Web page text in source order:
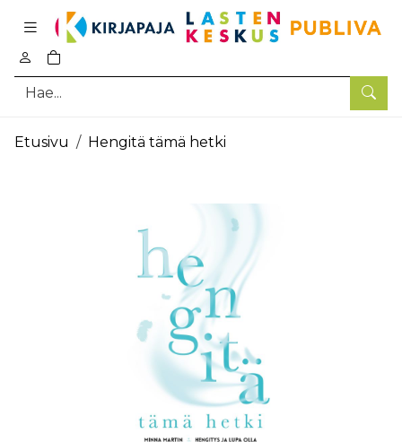
Hae
0
tuotetta ostoskorissa
Pääsisältö
Etusivu Hengitä tämä hetki